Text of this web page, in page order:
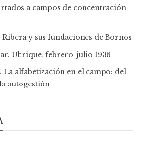
a campos de concentración
y sus fundaciones de Bornos
Ubrique, febrero-julio 1936
La alfabetización en el campo: del
autogestión